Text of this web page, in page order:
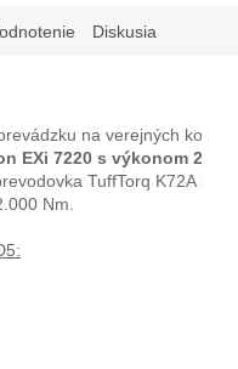
Diskusia
na verejných
EXi 7220 s výkonom 22
TuffTorq K72A s
Nm.